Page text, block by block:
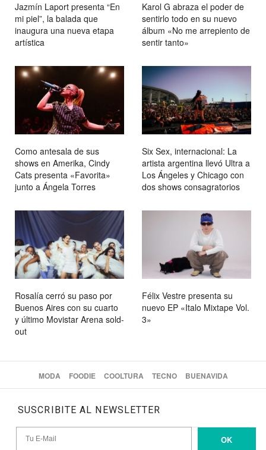
Jazmín Laport presenta “En
mi piel”, la balada que
inaugura una nueva etapa
artística
Karol G abraza el poder de
sentirlo todo en su nuevo
álbum «No me arrepiento de
sentir tanto»
Como antesala de sus
shows en Amerika, Cindy
Cats presenta «Favorita»
junto a Ángela Torres
Six Sex, internacional: La
artista argentina llevó Ultra a
Los Ángeles y Chicago con
dos shows consagratorios
Rosalía cerró su paso por
Buenos Aires con su cuarto
y último Movistar Arena sold-
out
Félix Vestre presenta su
nuevo EP «Italo Mixtape Vol.
3»
MODA FOODIE COOLTURA TECNO BUENAVIDA
SUSCRIBITE AL NEWSLETTER
OK